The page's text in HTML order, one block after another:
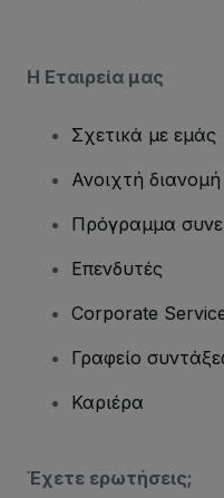
Η Εταιρεία μας
Σχετικά με εμάς
Ανοιχτή διανομή
Πρόγραμμα
Επενδυτές
Corporate
Γραφείο
Καριέρα
Έχετε ερωτήσεις;